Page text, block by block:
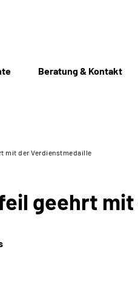
Beratung & Kontakt
mit der Verdienstmedaille
geehrt